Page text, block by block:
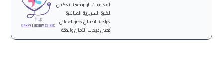
المعلومات الواردة هنا تعكس
الخبرة السريرية المباشرة
لجراحينا لضمان حصولك على
أقصى درجات الأمان والدقة